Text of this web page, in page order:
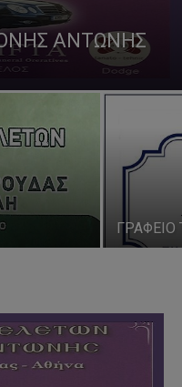
ΑΝΤΩΝΗΣ